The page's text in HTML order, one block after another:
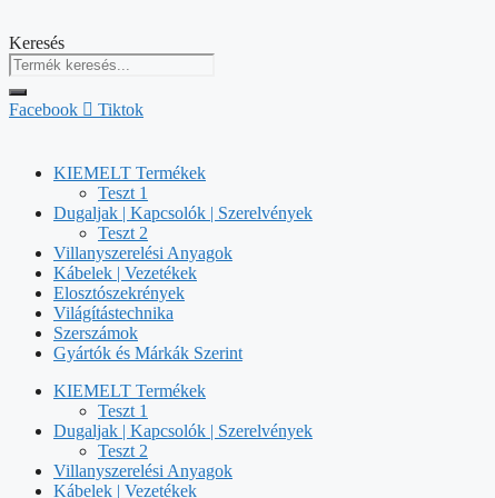
a
tartalomba
Keresés
Facebook
Tiktok
KIEMELT Termékek
Teszt 1
Dugaljak | Kapcsolók | Szerelvények
Teszt 2
Villanyszerelési Anyagok
Kábelek | Vezetékek
Elosztószekrények
Világítástechnika
Szerszámok
Gyártók és Márkák Szerint
KIEMELT Termékek
Teszt 1
Dugaljak | Kapcsolók | Szerelvények
Teszt 2
Villanyszerelési Anyagok
Kábelek | Vezetékek